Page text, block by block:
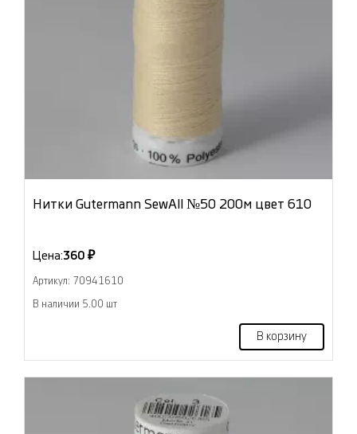
Нитки Gutermann SewAll №50 200м цвет 610
Цена:360 ₽
Артикул: 70941610
В наличии 5.00 шт
В корзину